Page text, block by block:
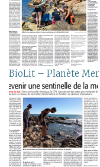
BioLit – Planète Mer